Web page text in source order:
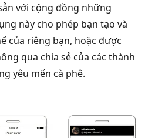
với cộng đồng những
này cho phép bạn tạo và
của riêng bạn, hoặc được
qua chia sẻ của các thành
yêu mến cà phê.